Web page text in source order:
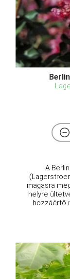
A
magasra
helyre
hozzáértő